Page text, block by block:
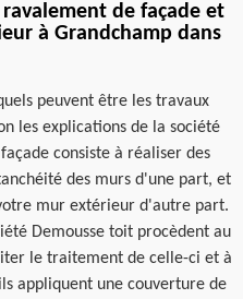
de façade et
à Grandchamp dans
peuvent être les travaux
les explications de la société
consiste à réaliser des
des murs d'une part, et
mur extérieur d'autre part.
Demousse toit procèdent au
le traitement de celle-ci et à
appliquent une couverture de